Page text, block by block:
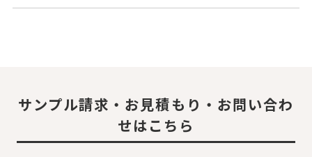
サンプル請求・お見積もり・お問い合わ
せはこちら